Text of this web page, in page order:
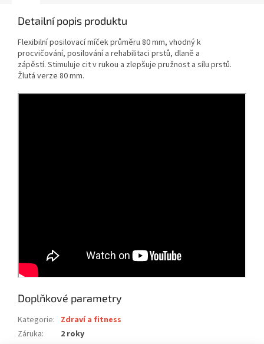
Detailní popis produktu
Flexibilní posilovací míček průměru 80 mm, vhodný k
procvičování, posilování a rehabilitaci prstů, dlaně a
zápěstí. Stimuluje cit v rukou a zlepšuje pružnost a sílu prstů.
Žlutá verze 80 mm.
Doplňkové parametry
Kategorie: Zdraví a fitness
Záruka:
2 roky